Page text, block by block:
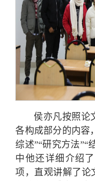
侯亦凡按照论
各构成部分的内容
综述”“研究方法”“
中他还详细介绍
项，直观讲解了论